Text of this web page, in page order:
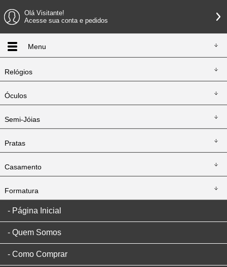
Olá Visitante!
Acesse sua conta e pedidos
Menu
Relógios
Óculos
Semi-Jóias
Pratas
Casamento
Formatura
Página Inicial
Quem Somos
Como Comprar